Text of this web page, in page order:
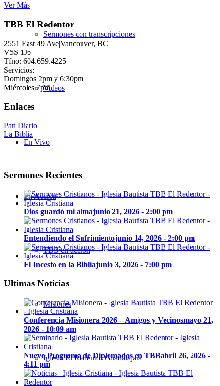
Sermones con transcripciones
Videos
En Vivo
En Acción
TBB en acción
Misiones
Iglesia El Redentor Guadalajara
Ver Más
TBB El Redentor
2551 East 49 Ave|Vancouver, BC
V5S 1J6
Tfno: 604.659.4225
Servicios:
Domingos 2pm y 6:30pm
Miércoles 7pm
Enlaces
Pan Diario
La Biblia
Sermones Recientes
Dios guardó mi almajunio 21, 2026 - 2:00 pm
Entendiendo el Sufrimientojunio 14, 2026 - 2:00 pm
El Incesto en la Bibliajunio 3, 2026 - 7:00 pm
Ultimas Noticias
Conferencia Misionera 2026 – Amigos y Vecinosmayo 21,
2026 - 10:09 am
Nuevo Programa de Diplomados en TBBabril 26, 2026 -
4:11 pm